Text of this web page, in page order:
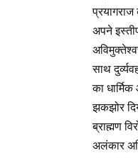
अपने
साथ
का
झकझोर
ब्राह्मण
अलंकार